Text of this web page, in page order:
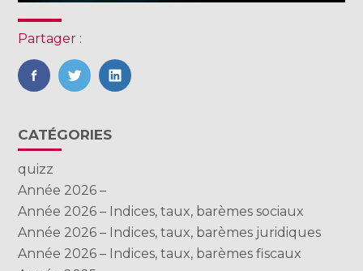
Partager :
FaceBook
TwitterLinkedIn
Blog
sidebar
CATÉGORIES
quizz
Année 2026 –
Année 2026 – Indices, taux, barèmes sociaux
Année 2026 – Indices, taux, barèmes juridiques
Année 2026 – Indices, taux, barèmes fiscaux